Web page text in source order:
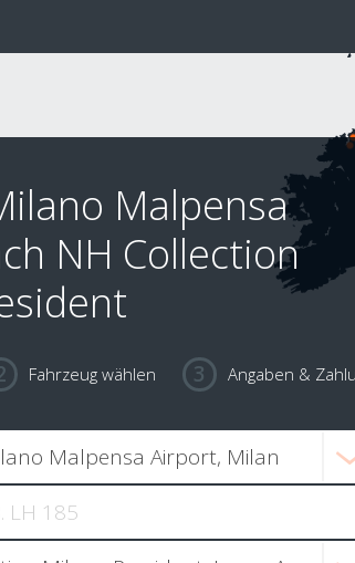
Malpensa
NH Collection
Fahrzeug wählen Angaben &